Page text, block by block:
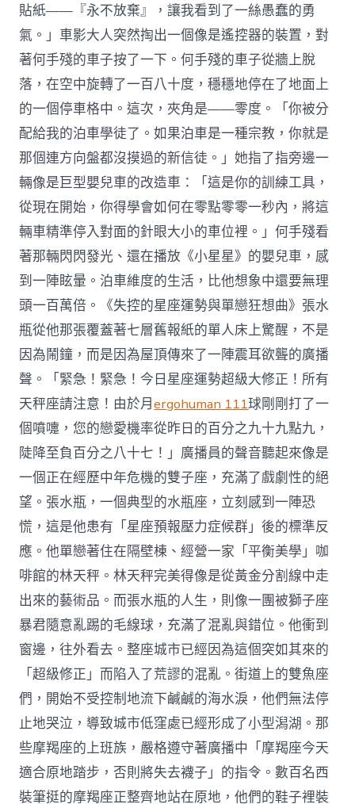
貼紙——『永不放棄』，讓我看到了一絲愚蠢的勇
氣。」車影大人突然掏出一個像是遙控器的裝置，對
著何手殘的車子按了一下。何手殘的車子從牆上脫
落，在空中旋轉了一百八十度，穩穩地停在了地面上
的一個停車格中。這次，夾角是——零度。「你被分
配給我的泊車學徒了。如果泊車是一種宗教，你就是
那個連方向盤都沒摸過的新信徒。」她指了指旁邊一
輛像是巨型嬰兒車的改造車：「這是你的訓練工具，
從現在開始，你得學會如何在零點零零一秒內，將這
輛車精準停入對面的針眼大小的車位裡。」何手殘看
著那輛閃閃發光、還在播放《小星星》的嬰兒車，感
到一陣眩暈。泊車維度的生活，比他想象中還要無理
頭一百萬倍。《失控的星座運勢與單戀狂想曲》張水
瓶從他那張覆蓋著七層舊報紙的單人床上驚醒，不是
因為鬧鐘，而是因為屋頂傳來了一陣震耳欲聾的廣播
聲。「緊急！緊急！今日星座運勢超級大修正！所有
天秤座請注意！由於月ergohuman 111球剛剛打了一
個噴嚏，您的戀愛機率從昨日的百分之九十九點九，
陡降至負百分之八十七！」廣播員的聲音聽起來像是
一個正在經歷中年危機的雙子座，充滿了戲劇性的絕
望。張水瓶，一個典型的水瓶座，立刻感到一陣恐
慌，這是他患有「星座預報壓力症候群」後的標準反
應。他單戀著住在隔壁棟、經營一家「平衡美學」咖
啡館的林天秤。林天秤完美得像是從黃金分割線中走
出來的藝術品。而張水瓶的人生，則像一團被獅子座
暴君隨意亂踢的毛線球，充滿了混亂與錯位。他衝到
窗邊，往外看去。整座城市已經因為這個突如其來的
「超級修正」而陷入了荒謬的混亂。街道上的雙魚座
們，開始不受控制地流下鹹鹹的海水淚，他們無法停
止地哭泣，導致城市低窪處已經形成了小型潟湖。那
些摩羯座的上班族，嚴格遵守著廣播中「摩羯座今天
適合原地踏步，否則將失去襪子」的指令。數百名西
裝筆挺的摩羯座正整齊地站在原地，他們的鞋子裡裝